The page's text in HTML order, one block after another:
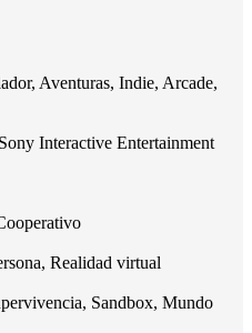
Aventuras, Indie, Arcade,
Interactive Entertainment
Realidad virtual
Sandbox, Mundo